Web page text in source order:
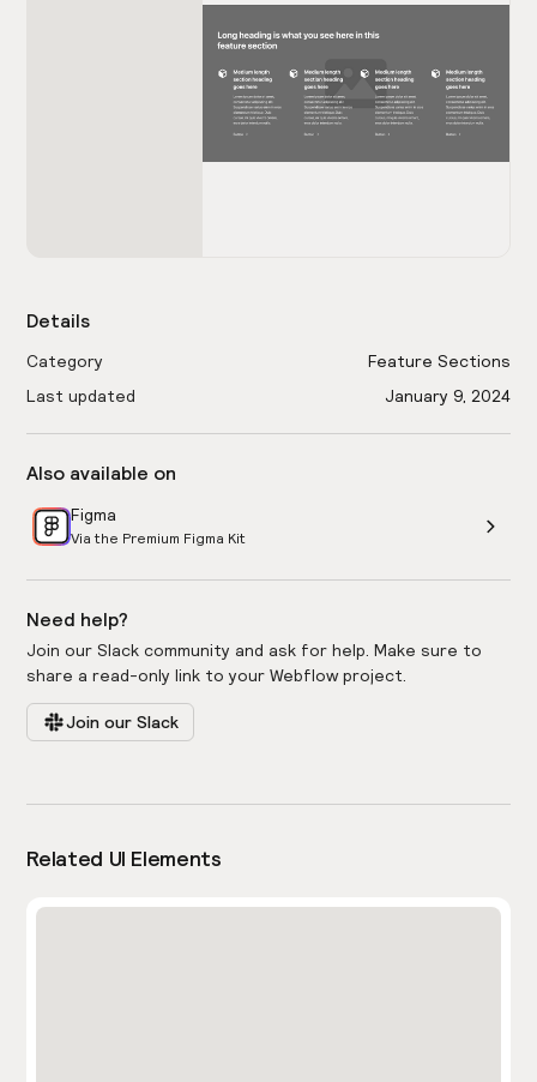
Details
Category
Feature Sections
Last updated
January 9, 2024
Also available on
Figma
Via the Premium Figma Kit
Need help?
Join our Slack community and ask for help. Make sure to
share a read-only link to your Webflow project.
Join our Slack
Related UI Elements